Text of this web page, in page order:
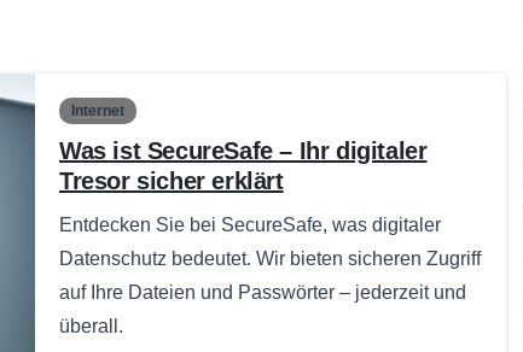
Internet
Was ist SecureSafe – Ihr digitaler
Tresor sicher erklärt
Entdecken Sie bei SecureSafe, was digitaler
Datenschutz bedeutet. Wir bieten sicheren Zugriff
auf Ihre Dateien und Passwörter – jederzeit und
überall.